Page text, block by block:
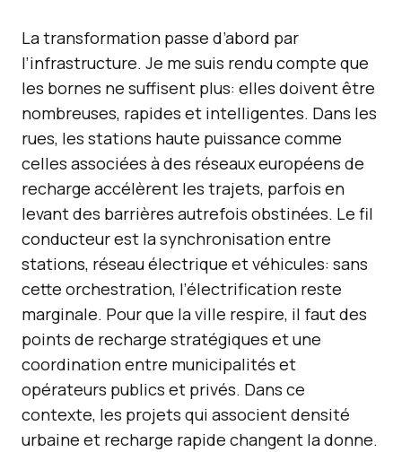
La transformation passe d’abord par
l’infrastructure. Je me suis rendu compte que
les bornes ne suffisent plus: elles doivent être
nombreuses, rapides et intelligentes. Dans les
rues, les stations haute puissance comme
celles associées à des réseaux européens de
recharge accélèrent les trajets, parfois en
levant des barrières autrefois obstinées. Le fil
conducteur est la synchronisation entre
stations, réseau électrique et véhicules: sans
cette orchestration, l’électrification reste
marginale. Pour que la ville respire, il faut des
points de recharge stratégiques et une
coordination entre municipalités et
opérateurs publics et privés. Dans ce
contexte, les projets qui associent densité
urbaine et recharge rapide changent la donne.